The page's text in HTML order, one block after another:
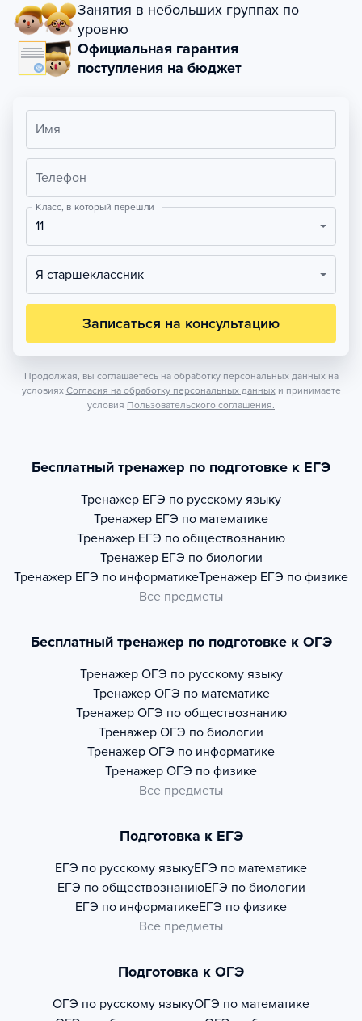
Занятия в небольших группах по
уровню
Официальная гарантия
поступления на бюджет
Имя
Телефон
Класс, в который перешли
11
Я старшеклассник
Записаться на консультацию
Продолжая, вы соглашаетесь на обработку персональных данных на
условиях Согласия на обработку персональных данных и принимаете
условия Пользовательского соглашения.
Бесплатный тренажер по подготовке к ЕГЭ
Тренажер ЕГЭ по русскому языку
Тренажер ЕГЭ по математике
Тренажер ЕГЭ по обществознанию
Тренажер ЕГЭ по биологии
Тренажер ЕГЭ по информатикеТренажер ЕГЭ по физике
Все предметы
Бесплатный тренажер по подготовке к ОГЭ
Тренажер ОГЭ по русскому языку
Тренажер ОГЭ по математике
Тренажер ОГЭ по обществознанию
Тренажер ОГЭ по биологии
Тренажер ОГЭ по информатике
Тренажер ОГЭ по физике
Все предметы
Подготовка к ЕГЭ
ЕГЭ по русскому языкуЕГЭ по математике
ЕГЭ по обществознаниюЕГЭ по биологии
ЕГЭ по информатикеЕГЭ по физике
Все предметы
Подготовка к ОГЭ
ОГЭ по русскому языкуОГЭ по математике